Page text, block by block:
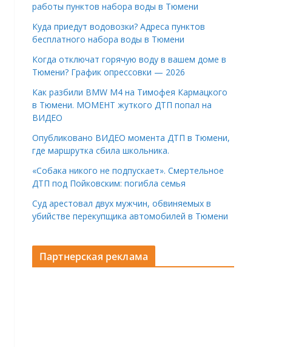
работы пунктов набора воды в Тюмени
Куда приедут водовозки? Адреса пунктов
бесплатного набора воды в Тюмени
Когда отключат горячую воду в вашем доме в
Тюмени? График опрессовки — 2026
Как разбили BMW M4 на Тимофея Кармацкого
в Тюмени. МОМЕНТ жуткого ДТП попал на
ВИДЕО
Опубликовано ВИДЕО момента ДТП в Тюмени,
где маршрутка сбила школьника.
«Собака никого не подпускает». Смертельное
ДТП под Пойковским: погибла семья
Суд арестовал двух мужчин, обвиняемых в
убийстве перекупщика автомобилей в Тюмени
Партнерская реклама